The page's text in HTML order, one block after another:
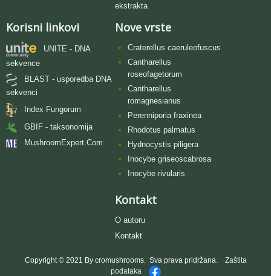
ekstrakta
Korisni linkovi
UNITE - DNA
sekvence
BLAST - usporedba DNA
sekvenci
Index Fungorum
GBIF - taksonomija
MushroomExpert.Com
Nove vrste
Craterellus caeruleofuscus
Cantharellus
roseofagetorum
Cantharellus
romagnesianus
Perenniporia fraxinea
Rhodotus palmatus
Hydnocystis piligera
Inocybe griseoscabrosa
Inocybe rivularis
Kontakt
O autoru
Kontakt
Copyright © 2021 By cromushrooms. Sva prava pridržana. Zaštita
podataka